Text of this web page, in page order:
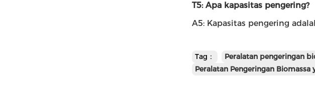
T5: Apa kapasitas pengering?
A5: Kapasitas pengering
Tag： Peralatan pengeringan
Peralatan Pengeringan Biomassa